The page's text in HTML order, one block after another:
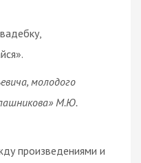
молодого
М.Ю.
произведениями и